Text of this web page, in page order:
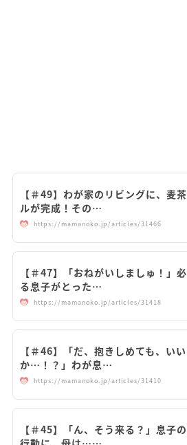
【＃49】わが家のリビングに、麦
ルが完成！その…
https://mamanoko.jp/articles/31466
【＃47】「おねがいしましゅ！」
る息子がとった…
https://mamanoko.jp/articles/31418
【＃46】「だ、抱きしめても、い
か…！？」わが息…
https://mamanoko.jp/articles/31410
【＃45】「ん、そう来る？」息子